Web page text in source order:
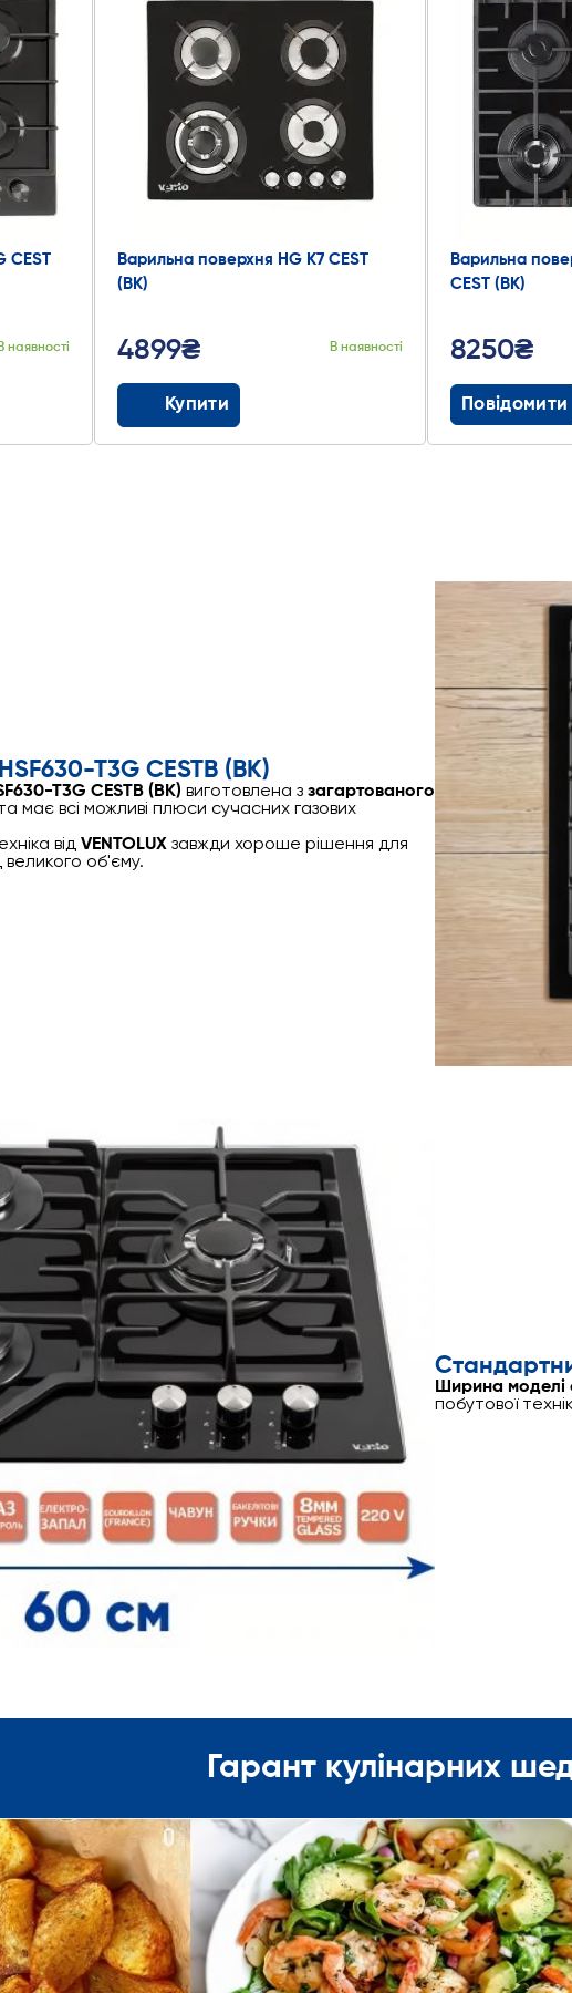
CEST
В наявності
Варильна поверхня HG K7 CEST
(BK)
4899₴ В наявності
Купити
Варильна
CEST (BK)
8250₴
Повідомити
T3G CESTB (BK)
T3G CESTB (BK) виготовлена з загартованого
має всі можливі плюси сучасних газових
від VENTOLUX завжди хороше рішення для
об'єму.
Ширина моделі
побутової
Гарант кулінарних